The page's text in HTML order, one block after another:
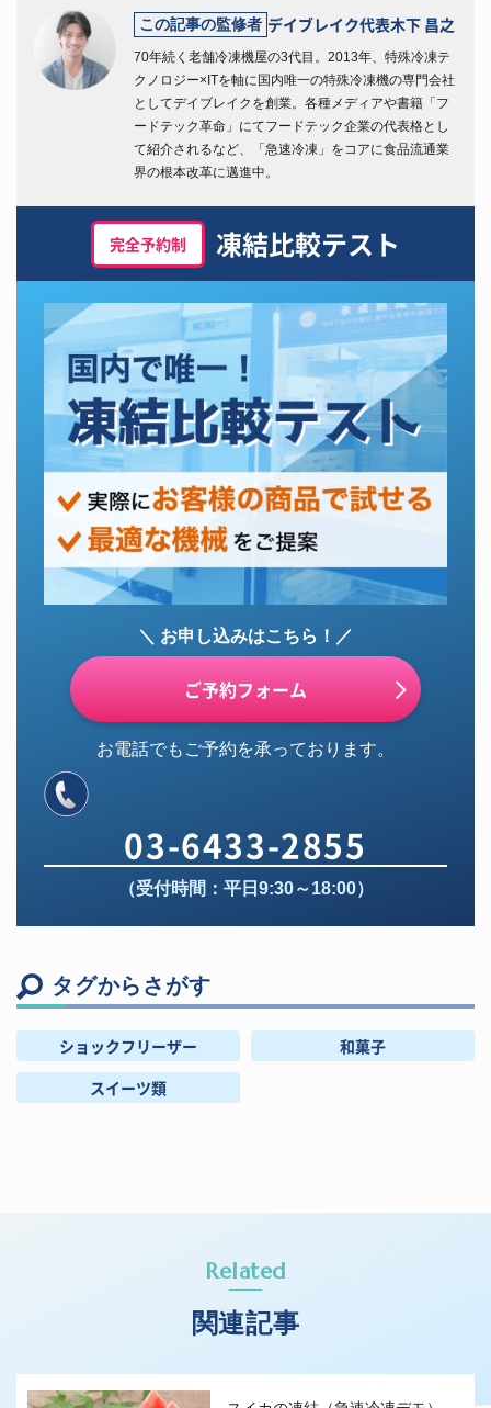
この記事の監修者 デイブレイク代表木下 昌之
70年続く老舗冷凍機屋の3代目。2013年、特殊冷凍テ
クノロジー×ITを軸に国内唯一の特殊冷凍機の専門会社
としてデイブレイクを創業。各種メディアや書籍「フ
ードテック革命」にてフードテック企業の代表格とし
て紹介されるなど、「急速冷凍」をコアに食品流通業
界の根本改革に邁進中。
完全予約制 凍結比較テスト
＼ お申し込みはこちら！／
ご予約フォーム
お電話でもご予約を承っております。
03-6433-2855
（受付時間：平日9:30～18:00）
タグからさがす
ショックフリーザー
和菓子
スイーツ類
Related
関連記事